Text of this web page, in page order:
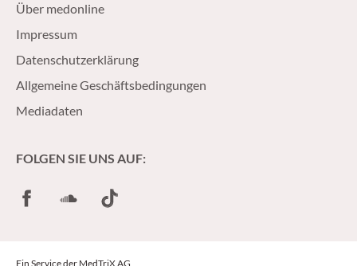
Über medonline
Impressum
Datenschutzerklärung
Allgemeine Geschäftsbedingungen
Mediadaten
FOLGEN SIE UNS AUF:
FacebookSoundCloud
TikTok
Ein Service der MedTriX AG